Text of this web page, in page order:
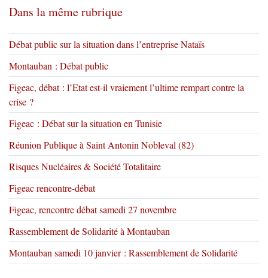
Dans la même rubrique
Débat public sur la situation dans l’entreprise Nataïs
Montauban : Débat public
Figeac, débat : l’Etat est-il vraiement l’ultime rempart contre la
crise ?
Figeac : Débat sur la situation en Tunisie
Réunion Publique à Saint Antonin Nobleval (82)
Risques Nucléaires & Société Totalitaire
Figeac rencontre-débat
Figeac, rencontre débat samedi 27 novembre
Rassemblement de Solidarité à Montauban
Montauban samedi 10 janvier : Rassemblement de Solidarité